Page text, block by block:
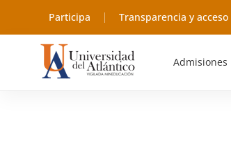
Participa Transparencia y
Admisiones